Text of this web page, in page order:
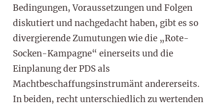
Bedingungen, Voraussetzungen und Folgen
diskutiert und nachgedacht haben, gibt es so
divergierende Zumutungen wie die „Rote-
Socken-Kampagne“ einerseits und die
Einplanung der PDS als
Machtbeschaffungsinstrumänt andererseits.
In beiden, recht unterschiedlich zu wertenden